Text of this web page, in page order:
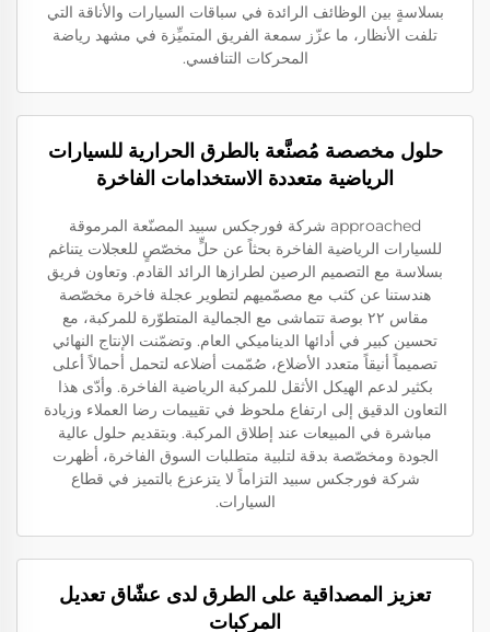
بسلاسةٍ بين الوظائف الرائدة في سباقات السيارات والأناقة التي
تلفت الأنظار، ما عزّز سمعة الفريق المتميِّزة في مشهد رياضة
المحركات التنافسي.
حلول مخصصة مُصنَّعة بالطرق الحرارية للسيارات
الرياضية متعددة الاستخدامات الفاخرة
approached شركة فورجكس سبيد المصنّعة المرموقة
للسيارات الرياضية الفاخرة بحثاً عن حلٍّ مخصّصٍ للعجلات يتناغم
بسلاسة مع التصميم الرصين لطرازها الرائد القادم. وتعاون فريق
هندستنا عن كثب مع مصمّميهم لتطوير عجلة فاخرة مخصّصة
مقاس ٢٢ بوصة تتماشى مع الجمالية المتطوّرة للمركبة، مع
تحسين كبير في أدائها الديناميكي العام. وتضمّنت الإنتاج النهائي
تصميماً أنيقاً متعدد الأضلاع، صُمّمت أضلاعه لتحمل أحمالاً أعلى
بكثير لدعم الهيكل الأثقل للمركبة الرياضية الفاخرة. وأدّى هذا
التعاون الدقيق إلى ارتفاع ملحوظ في تقييمات رضا العملاء وزيادة
مباشرة في المبيعات عند إطلاق المركبة. وبتقديم حلول عالية
الجودة ومخصّصة بدقة لتلبية متطلبات السوق الفاخرة، أظهرت
شركة فورجكس سبيد التزاماً لا يتزعزع بالتميز في قطاع
السيارات.
تعزيز المصداقية على الطرق لدى عشّاق تعديل
المركبات